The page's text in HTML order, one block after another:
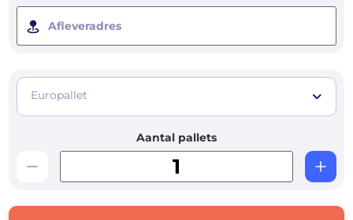
Afleveradres
Europallet
Aantal pallets